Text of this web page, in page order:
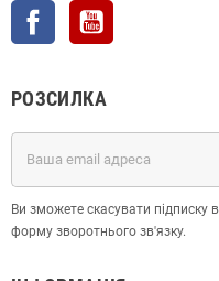
Facebook
РОЗСИЛКА
Ви зможете скасувати
форму зворотнього зв'язку.